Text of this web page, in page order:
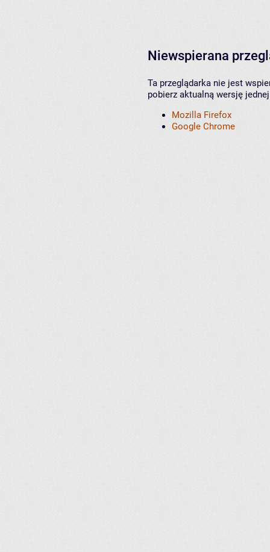
Niewspierana
Ta przeglądarka nie jest
pobierz aktualną wersję
Mozilla Firefox
Google Chrome